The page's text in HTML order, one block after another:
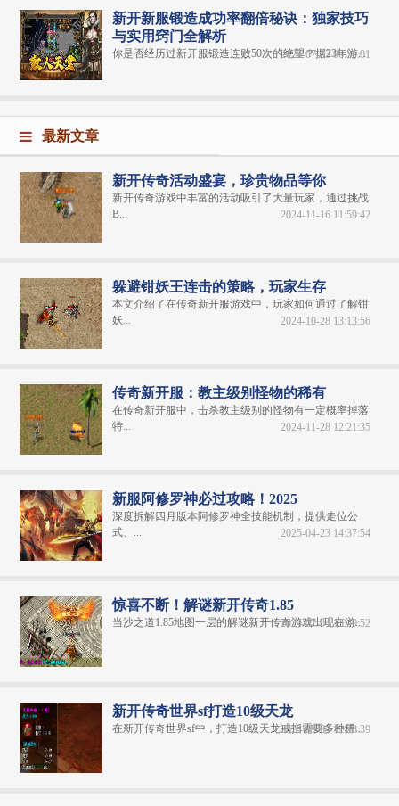
新开新服锻造成功率翻倍秘诀：独家技巧
与实用窍门全解析
你是否经历过新开服锻造连败50次的绝望？据23年游...
2025-07-03 06:30:01
最新文章
新开传奇活动盛宴，珍贵物品等你
新开传奇游戏中丰富的活动吸引了大量玩家，通过挑战
B...
2024-11-16 11:59:42
躲避钳妖王连击的策略，玩家生存
本文介绍了在传奇新开服游戏中，玩家如何通过了解钳
妖...
2024-10-28 13:13:56
传奇新开服：教主级别怪物的稀有
在传奇新开服中，击杀教主级别的怪物有一定概率掉落
特...
2024-11-28 12:21:35
新服阿修罗神必过攻略！2025
深度拆解四月版本阿修罗神全技能机制，提供走位公
式、...
2025-04-23 14:37:54
惊喜不断！解谜新开传奇1.85
当沙之道1.85地图一层的解谜新开传奇游戏出现在游...
2024-07-04 13:40:52
新开传奇世界sf打造10级天龙
在新开传奇世界sf中，打造10级天龙戒指需要多种稀...
2024-09-04 12:28:39